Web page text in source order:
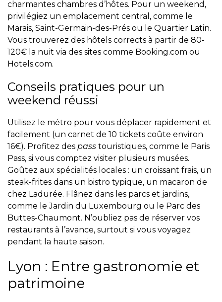
charmantes chambres d’hôtes. Pour un weekend,
privilégiez un emplacement central, comme le
Marais, Saint-Germain-des-Prés ou le Quartier Latin.
Vous trouverez des hôtels corrects à partir de 80-
120€ la nuit via des sites comme Booking.com ou
Hotels.com.
Conseils pratiques pour un
weekend réussi
Utilisez le métro pour vous déplacer rapidement et
facilement (un carnet de 10 tickets coûte environ
16€). Profitez des pass touristiques, comme le Paris
Pass, si vous comptez visiter plusieurs musées.
Goûtez aux spécialités locales : un croissant frais, un
steak-frites dans un bistro typique, un macaron de
chez Ladurée. Flânez dans les parcs et jardins,
comme le Jardin du Luxembourg ou le Parc des
Buttes-Chaumont. N’oubliez pas de réserver vos
restaurants à l’avance, surtout si vous voyagez
pendant la haute saison.
Lyon : Entre gastronomie et
patrimoine